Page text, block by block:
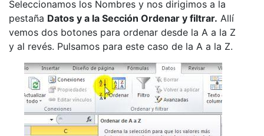
Seleccionamos los Nombres y nos dirigimos a la
pestaña Datos y a la Sección Ordenar y filtrar. Allí
vemos dos botones para ordenar desde la A a la Z
y al revés. Pulsamos para este caso de la A a la Z.